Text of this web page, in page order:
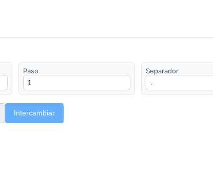
Paso Separador
Intercambiar